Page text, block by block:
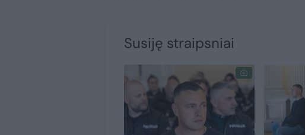
Susiję straipsniai